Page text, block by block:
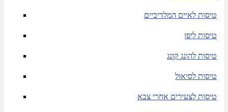
טיסות לאיים המלדיביים
טיסות ליפן
טיסות להונג קונג
טיסות לסיאול
טיסות לצעירים אחרי צבא